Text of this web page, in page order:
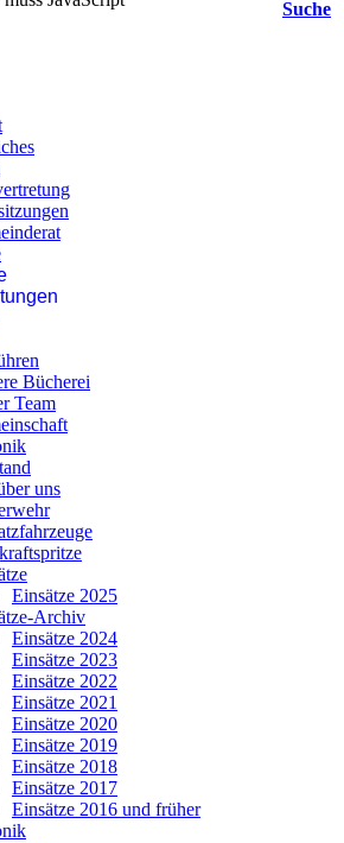
Suche
Bücherei
Team
uns
Einsätze 2025
Archiv
Einsätze 2024
Einsätze 2023
Einsätze 2022
Einsätze 2021
Einsätze 2020
Einsätze 2019
Einsätze 2018
Einsätze 2017
Einsätze 2016 und früher